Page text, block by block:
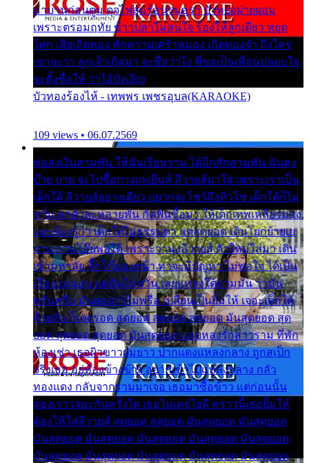
มาบานก่อนตูม ดุจไฟสุมร้อนรุมอุรา บัวทองผ่ายผอม
เพราะตรอมฤทัย ข้าวปลาไม่สนใจ ร้องไห้ลูกเดียว หยุด
โศก เสียเถิดทอง พักความเศร้าหมอง เถิดทองจ๋า ถึงใคร
เขาจะว่า ลูกเจ้าเกิดมา จะชื่อว่าไง พี่ขอเป็นเพื่อนปลอบใจ
จะตั้งชื่อให้ ว่าไอ้บังเอิญ
บัวทองร้องไห้ - เทพพร เพชรอุบล(KARAOKE)
109 views • 06.07.2569
พ่อส่งเงินสามพัน ให้ฉันเรียนราม ได้อีกสักสามพัน ฉันคง
บ๊าย บาย จะไปซื้อกางเกงยีนส์ ลีวายส์มาใส่ เพราะเราเป็น
เด็กใต้ ลีวายส์อย่างเดียว อยากจะโชว์ถึงหิวโซ เด็กใต้ก็ไม่
หวั่น ตกตัวละหลายพัน กัดฟันซื้อมา ให้เด็กเทพเหลียวมอง
และต้องรู้ว่า เด็กใต้ไม่ธรรมดา แต่สุดยอด เดินโยกย้ายเย
ยวน กวนโอ๊ยพอได้ เพราะว่านุ่งลีวายส์ ตัวใหม่ใส่มา เดิน
เข้ามหาลัย จิ๊กโก๊มองหน้า ท่าจะมีปัญหา ไม่พอใจ ได้เป็น
เรื่องแน่นอน แต่ฉันไม่หวั่น เลยแหลงใต้ถามมัน ว่ามัน
พรั่นพรือ มันตอบว่าไม่พรื่อ เปลี่ยนเป็นยิ้มให้ เจอะเด็กใต้
ด้วยกัน ก็เลยรอด สุดยอด สุดยอด สุดยอด มันสุดยอด สุด
ยอด สุดยอด สุดยอด มันสุดยอด แอบหลงรักสาวราม ที่พัก
ห้องเช่า เธอผิวขาวผมยาว ปากแดงแหลงกลาง ถูกสเป็ก
จริงเธอ อยู่ห้องข้างข้าง อยากเข้าไปแหลงกลาง กลัว
ทองแดง กลับจากรามมาเจอ เธอมาซื้อข้าว แต่ก่อนนั้น
สองเรา เจอะกันครั้งใด เธอไม่เคยไยดี คราวนี้เธอยิ้มให้
ต้องให้ใส่ลีวายส์ สุดยอด สุดยอด มันสุดยอด มันสุดยอด
มันสุดยอด มันสุดยอด มันสุดยอด มันสุดยอด มันสุดยอด
มันสุดยอด มันสุดยอด มันสุดยอด มันสุดยอด มันสุดยอด